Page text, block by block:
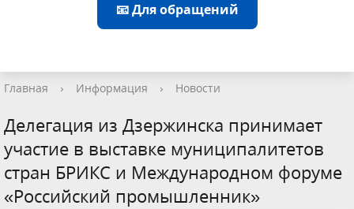
📧 Для обращений
Главная › Информация › Новости
Делегация из Дзержинска принимает
участие в выставке муниципалитетов
стран БРИКС и Международном форуме
«Российский промышленник»